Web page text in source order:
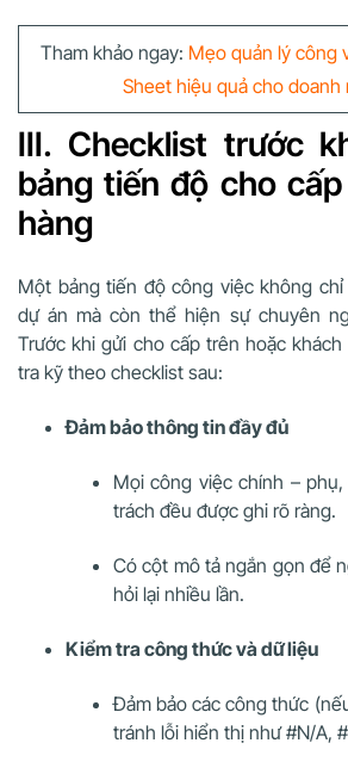
Tham khảo ngay: Mẹo quản lý công
Sheet hiệu quả cho doanh
III. Checklist trước
bảng tiến độ cho
hàng
Một bảng tiến độ công việc không
dự án mà còn thể hiện sự chuyên
Trước khi gửi cho cấp trên hoặc
tra kỹ theo checklist sau:
Đảm bảo thông tin đầy đủ
Mọi công việc chính –
trách đều được ghi rõ ràng.
Có cột mô tả ngắn gọn để
hỏi lại nhiều lần.
Kiểm tra công thức và dữ liệu
Đảm bảo các công thức
tránh lỗi hiển thị như #N/A,